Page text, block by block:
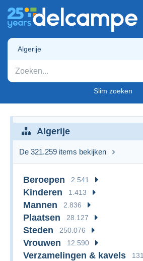
Algerije
Slim zoeken
Algerije
De 321.259 items bekijken
Beroepen 2.541
Kinderen 1.413
Mannen 2.836
Plaatsen 28.127
Steden 250.076
Vrouwen 12.590
Verzamelingen & kavels 131